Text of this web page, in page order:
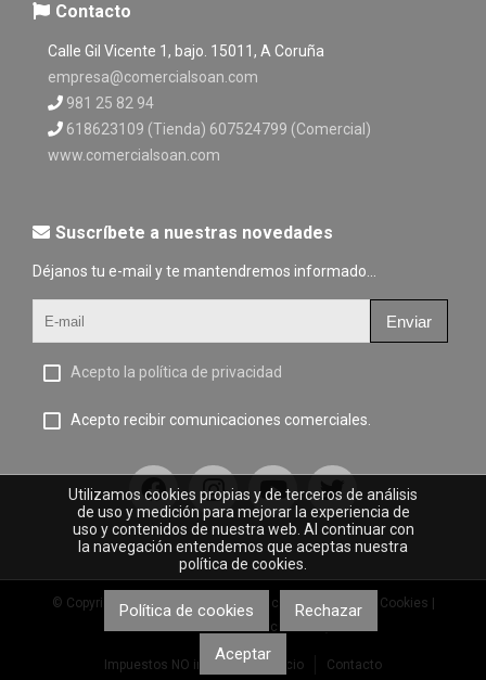
Contacto
Calle Gil Vicente 1, bajo. 15011, A Coruña
empresa@comercialsoan.com
981 25 82 94
618623109 (Tienda) 607524799 (Comercial)
www.comercialsoan.com
Suscríbete a nuestras novedades
Déjanos tu e-mail y te mantendremos informado...
Enviar
Acepto la política de privacidad
Acepto recibir comunicaciones comerciales.
© Copyright 2023 | Aviso legal | Política de privacidad Cookies
Desarrollo web: Comercial Soan, S.L.
Impuestos NO incluidos Inicio Contacto
Utilizamos cookies propias y de terceros de análisis
de uso y medición para mejorar la experiencia de
uso y contenidos de nuestra web. Al continuar con
la navegación entendemos que aceptas nuestra
política de cookies.
Política de cookies Rechazar
Aceptar